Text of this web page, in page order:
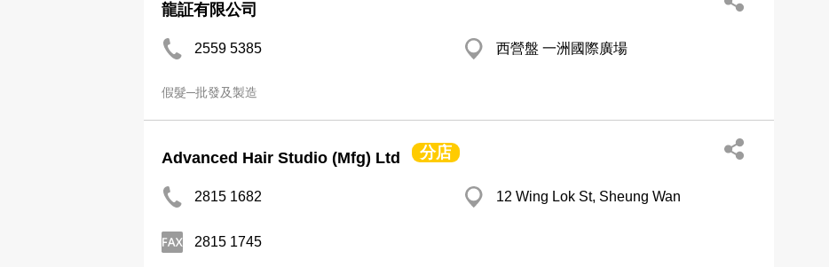
龍証有限公司
2559 5385 西營盤 一洲國際廣場
假髮─批發及製造
Advanced Hair Studio (Mfg) Ltd 分店
2815 1682 12 Wing Lok St, Sheung Wan
2815 1745